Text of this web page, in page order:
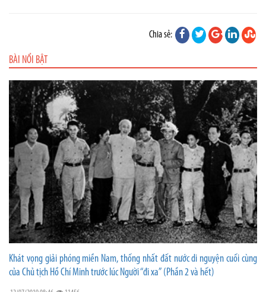
Chia sẻ:
BÀI NỔI BẬT
Khát vọng giải phóng miền Nam, thống nhất đất nước di nguyện cuối cùng
của Chủ tịch Hồ Chí Minh trước lúc Người “đi xa” (Phần 2 và hết)